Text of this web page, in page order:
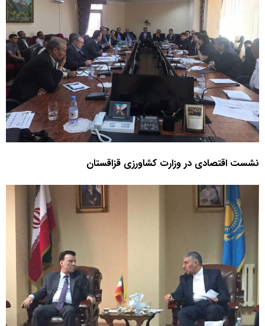
نشست اقتصادی در وزارت کشاورزی قزاقستان